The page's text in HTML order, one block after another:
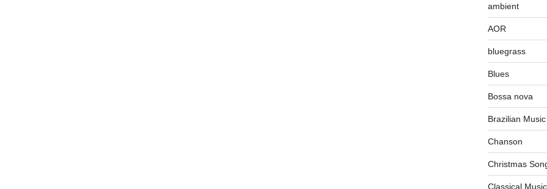
ambient
AOR
bluegrass
Blues
Bossa nova
Brazilian Music
Chanson
Christmas
Classical Music